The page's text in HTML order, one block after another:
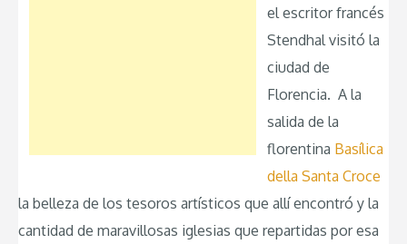
el escritor francés
Stendhal visitó la
ciudad de
Florencia. A la
salida de la
florentina Basílica
della Santa Croce
la belleza de los tesoros artísticos que allí encontró y la
cantidad de maravillosas iglesias que repartidas por esa